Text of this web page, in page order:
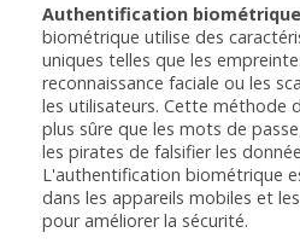
Authentification
biométrique utilise des
uniques telles que les
reconnaissance faciale ou les
les utilisateurs. Cette méthode
plus sûre que les mots de
les pirates de falsifier les
L'authentification biométrique
dans les appareils mobiles et
pour améliorer la sécurité.